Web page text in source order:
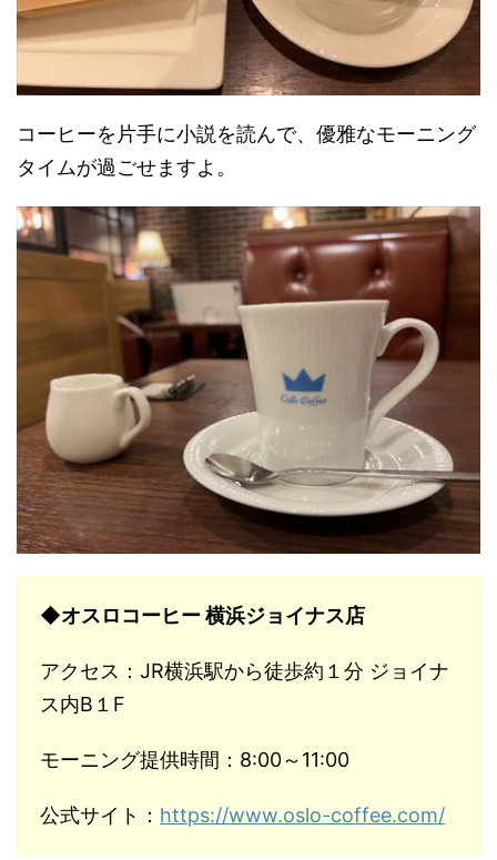
コーヒーを片手に小説を読んで、優雅なモーニング
タイムが過ごせますよ。
◆オスロコーヒー 横浜ジョイナス店
アクセス：JR横浜駅から徒歩約１分 ジョイナ
ス内B１F
モーニング提供時間：8:00～11:00
公式サイト： https://www.oslo-coffee.com/